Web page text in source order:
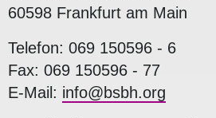
60598 Frankfurt am Main
Telefon: 069 150596 - 6
Fax: 069 150596 - 77
E-Mail: info@bsbh.org